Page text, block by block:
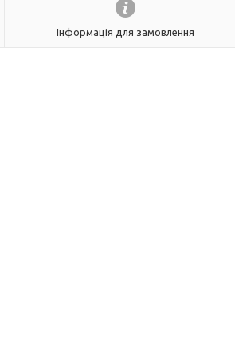
Інформація для замовлення